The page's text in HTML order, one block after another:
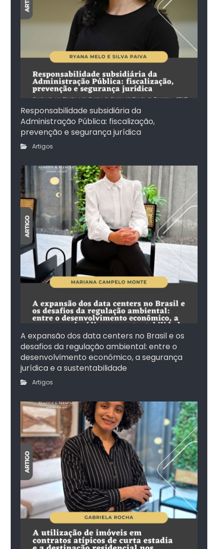
Responsabilidade subsidiária da
Administração Pública: fiscalização,
prevenção e segurança jurídica
Artigos
A expansão dos data centers no Brasil e os
desafios da regulação ambiental: entre o
desenvolvimento econômico, a segurança
jurídica e a sustentabilidade
Artigos